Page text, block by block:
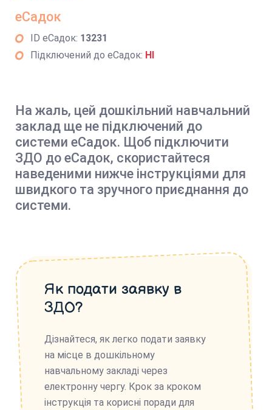
еСадок
ID еСадок: 13231
Підключений до еСадок: НІ
На жаль, цей дошкільний навчальний
заклад ще не підключений до
системи еСадок. Щоб підключити
ЗДО до еСадок, скористайтеся
наведеними нижче інструкціями для
швидкого та зручного приєднання до
системи.
Як подати заявку в
ЗДО?
Дізнайтеся, як легко подати заявку
на місце в дошкільному
навчальному закладі через
електронну чергу. Крок за кроком
інструкція та корисні поради для